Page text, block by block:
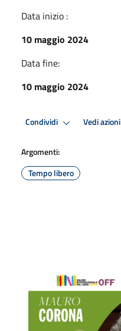
Data inizio :
10 maggio 2024
Data fine:
10 maggio 2024
Condividi Vedi azioni
Argomenti:
Tempo libero